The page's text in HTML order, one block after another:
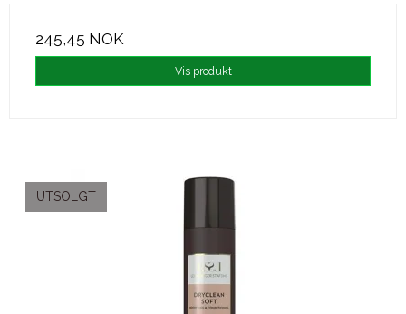
245,45 NOK
Vis produkt
UTSOLGT